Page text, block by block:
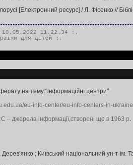
[Електронний ресурс] / Л. Фісенко //
11.22.34 :.
для дітей :.
на тему:"Інформаційні центри"
eu-info-center/eu-info-centers-in-ukraine
– джерела інформації,створені ще в 1963 р.
; Київський національний ун-т ім.